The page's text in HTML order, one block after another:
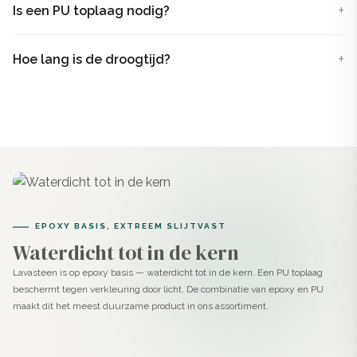
Lavasteen gietvloeris een 2-componenten systeem.
meubels. Dankzij de samenstelling is Lavasteen veel
waterdicht. Dus ideaal geschikt voor douchevloeren.
Het product is geen standaard gietvloer. Waar een PU-
gietvloer wordt uitgegoten en vanzelf vloeit, breng je
Is een PU toplaag nodig?
Hoe lang is de droogtijd?
EPOXY BASIS, EXTREEM SLIJTVAST
Waterdicht tot in de kern
Lavasteen is op epoxy basis — waterdicht tot in de kern. Een PU toplaag
beschermt tegen verkleuring door licht. De combinatie van epoxy en PU
maakt dit het meest duurzame product in ons assortiment.